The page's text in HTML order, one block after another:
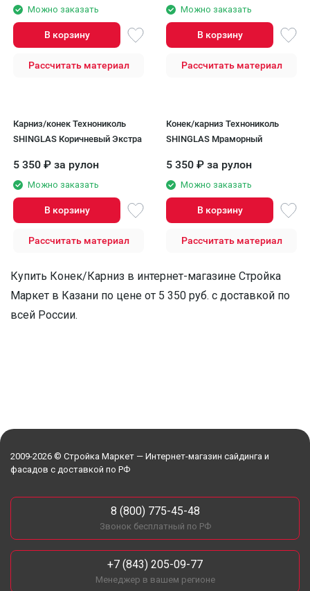
SHINGLAS
Можно заказать
В корзину
Рассчитать материал
Можно заказать
В корзину
Рассчитать материал
Карниз/конек Технониколь
SHINGLAS Коричневый Экстра
5 350 ₽ за рулон
Можно заказать
В корзину
Рассчитать материал
Конек/карниз Технониколь
SHINGLAS Мраморный
5 350 ₽ за рулон
Можно заказать
В корзину
Рассчитать материал
Купить Конек/Карниз в интернет-магазине Стройка
Маркет в Казани по цене от 5 350 руб. с доставкой по
всей России.
2009-2026 © Стройка Маркет — Интернет-магазин сайдинга и
фасадов с доставкой по РФ
8 (800) 775-45-48
Звонок бесплатный по РФ
+7 (843) 205-09-77
Менеджер в вашем регионе